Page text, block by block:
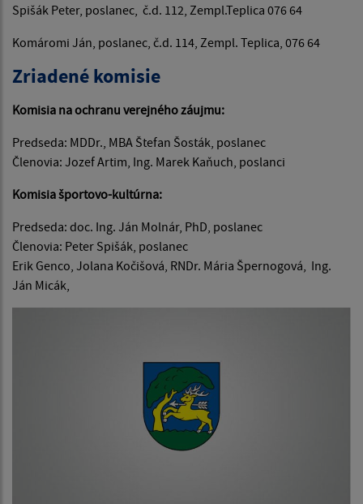
Spišák Peter, poslanec, č.d. 112, Zempl.Teplica 076 64
Komáromi Ján, poslanec, č.d. 114, Zempl. Teplica, 076 64
Zriadené komisie
Komisia na ochranu verejného záujmu:
Predseda: MDDr., MBA Štefan Šosták, poslanec
Členovia: Jozef Artim, Ing. Marek Kaňuch, poslanci
Komisia športovo-kultúrna:
Predseda: doc. Ing. Ján Molnár, PhD, poslanec
Členovia: Peter Spišák, poslanec
Erik Genco, Jolana Kočišová, RNDr. Mária Špernogová, Ing.
Ján Micák,